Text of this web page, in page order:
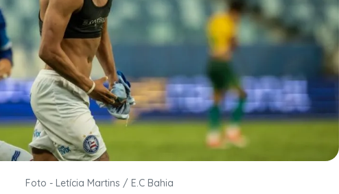
Foto - Letícia Martins / E.C Bahia